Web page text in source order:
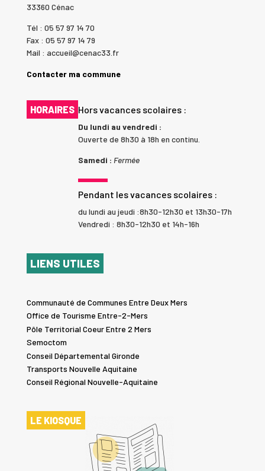
33360 Cénac
Tél : 05 57 97 14 70
Fax : 05 57 97 14 79
Mail : accueil@cenac33.fr
Contacter ma commune
HORAIRES Hors vacances scolaires :
Du lundi au vendredi :
Ouverte de 8h30 à 18h en continu.
Samedi : Fermée
Pendant les vacances scolaires :
du lundi au jeudi :8h30-12h30 et 13h30-17h
Vendredi : 8h30-12h30 et 14h-16h
LIENS UTILES
Communauté de Communes Entre Deux Mers
Office de Tourisme Entre-2-Mers
Pôle Territorial Coeur Entre 2 Mers
Semoctom
Conseil Départemental Gironde
Transports Nouvelle Aquitaine
Conseil Régional Nouvelle-Aquitaine
LE KIOSQUE